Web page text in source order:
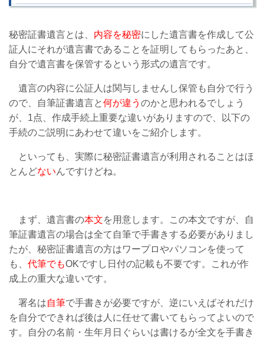
秘密証書遺言とは、 内容を秘密にした遺言書を作成して公
証人にそれが遺言書であることを証明してもらったあと、
自分で遺言書を保管するという形式の遺言です。
遺言の内容に公証人は関与しませんし保管も自分で行う
ので、自筆証書遺言と何が違う のかと思われるでしょう
が、1点、作成手続上重要な違いがありますので、以下の
手続のご説明にあわせて違いをご紹介します。
といっても、実際に秘密証書遺言が利用されることはほ
とんどないんですけどね。
まず、遺言書の本文を用意します。この本文ですが、自
筆証書遺言の場合は全て自筆で手書きする必要がありまし
たが、秘密証書遺言の方はワープロやパソコンを使って
も、 代筆でもOKですし日付の記載も不要です。これが作
成上の重大な違いです。
署名は自筆で手書きが必要ですが、逆にいえばそれだけ
を自分でできれば後は人に任せて書いてもらってよいので
す。自分の名前・生年月日ぐらいは書けるが全文を手書き